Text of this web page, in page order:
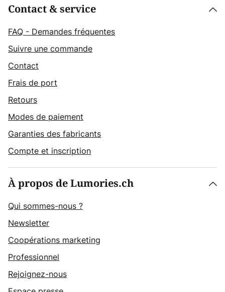
Contact & service
FAQ - Demandes fréquentes
Suivre une commande
Contact
Frais de port
Retours
Modes de paiement
Garanties des fabricants
Compte et inscription
À propos de Lumories.ch
Qui sommes-nous ?
Newsletter
Coopérations marketing
Professionnel
Rejoignez-nous